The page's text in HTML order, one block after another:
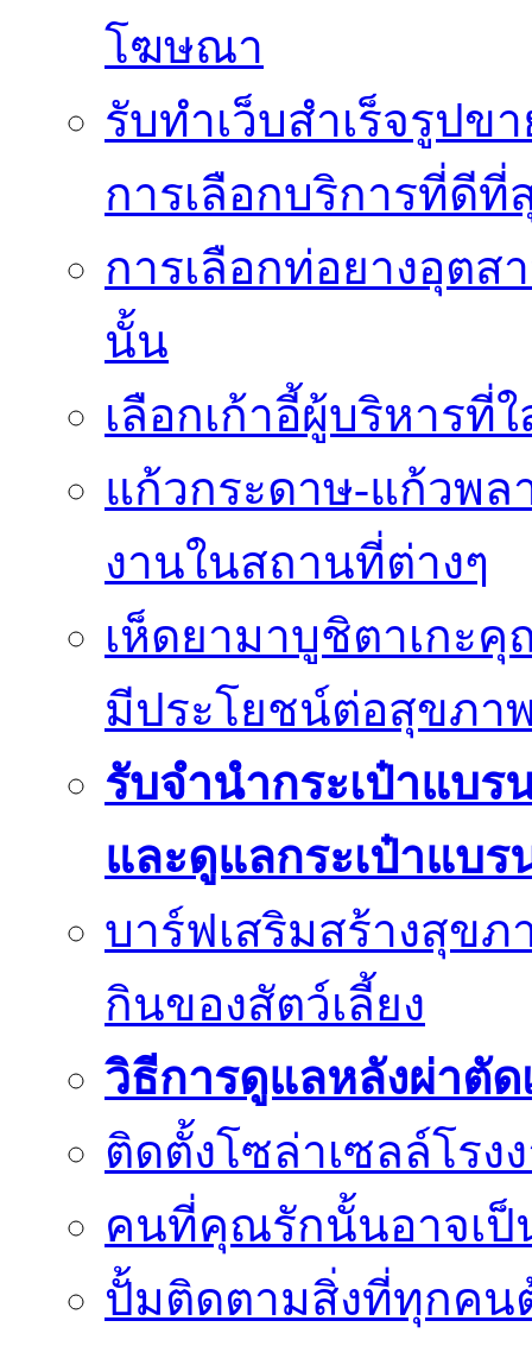
โฆษณา
รับทำเว็บสำเร็จรูป
การเลือกบริการที่ดีที่
การเลือกท่อยางอุต
นั้น
เลือกเก้าอี้ผู้บริหารที่
แก้วกระดาษ-แก้วพล
งานในสถานที่ต่างๆ
เห็ดยามาบูชิตาเกะ
มีประโยชน์ต่อสุขภา
รับจำนำกระเป๋าแบ
และดูแลกระเป๋าแบ
บาร์ฟเสริมสร้างสุข
กินของสัตว์เลี้ยง
วิธีการดูแลหลังผ่าตั
ติดตั้งโซล่าเซลล์โร
คนที่คุณรักนั้นอาจเป็
ปั้มติดตามสิ่งที่ทุกคน